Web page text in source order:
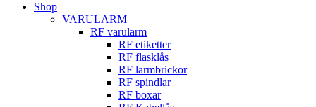
Shop
VARULARM
RF varularm
RF etiketter
RF flasklås
RF larmbrickor
RF spindlar
RF boxar